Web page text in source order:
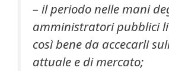
– il periodo nelle mani
amministratori pubblici
così bene da accecarli
attuale e di mercato;